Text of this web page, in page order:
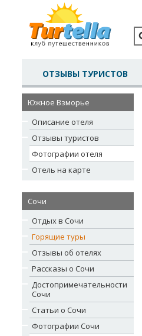
ОТЗЫВЫ ТУРИСТОВ
Южное Взморье
Описание отеля
Отзывы туристов
Фотографии отеля
Отель на карте
Сочи
Отдых в Сочи
Горящие туры
Отзывы об отелях
Рассказы о Сочи
Достопримечательности
Сочи
Статьи о Сочи
Фотографии Сочи